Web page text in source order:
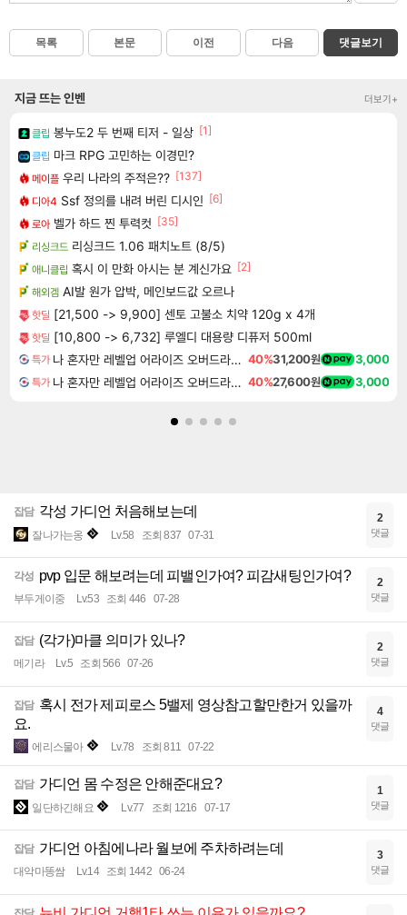
목록 본문 이전 다음 댓글보기
지금 뜨는 인벤 더보기+
클립 봉누도2 두 번째 티저 - 일상 [1]
클립 마크 RPG 고민하는 이경민?
메이플 우리 나라의 주적은?? [137]
디아4 Ssf 정의를 내려 버린 디시인 [6]
로아 벨가 하드 찐 투력컷 [35]
리싱크드 리싱크드 1.06 패치노트 (8/5)
애니클립 혹시 이 만화 아시는 분 계신가요 [2]
해외겜 AI발 원가 압박, 메인보드값 오르나
핫딜 [21,500 -> 9,900] 센토 고불소 치약 120g x 4개
핫딜 [10,800 -> 6,732] 루엘디 대용량 디퓨저 500ml
특가 나 혼자만 레벨업 어라이즈 오버드라이브 디럭스 에디션 Solo Leveling Arise Overdrive Deluxe Edition 40%31,200원 3,000
특가 나 혼자만 레벨업 어라이즈 오버드라이브 Solo Leveling Arise 40%27,600원 3,000
잡담 각성 가디언 처음해보는데
잘나가는옹 Lv.58 조회 837 07-31
2
댓글
각성 pvp 입문 해보려는데 피밸인가여? 피감새팅인가여?
부두게이중 Lv.53 조회 446 07-28
2
댓글
잡담 (각가)마클 의미가 있나?
메기라 Lv.5 조회 566 07-26
2
댓글
잡담 혹시 전가 제피로스 5밸제 영상참고할만한거 있을까
요.
에리스물아 Lv.78 조회 811 07-22
4
댓글
잡담 가디언 몸 수정은 안해준대요?
일단하긴해요 Lv.77 조회 1216 07-17
1
댓글
잡담 가디언 아침에나라 월보에 주차하려는데
대악마똥쌈 Lv.14 조회 1442 06-24
3
댓글